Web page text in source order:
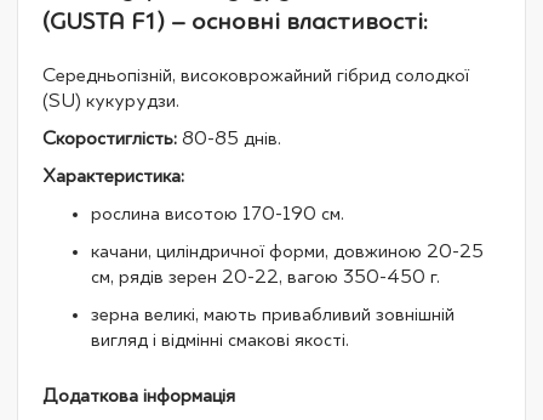
(GUSTA F1) – основні властивості:
Середньопізній, високоврожайний гібрид солодкої
(SU) кукурудзи.
Скоростиглість: 80-85 днів.
Характеристика:
рослина висотою 170-190 см.
качани, циліндричної форми, довжиною 20-25
см, рядів зерен 20-22, вагою 350-450 г.
зерна великі, мають привабливий зовнішній
вигляд і відмінні смакові якості.
Додаткова інформація